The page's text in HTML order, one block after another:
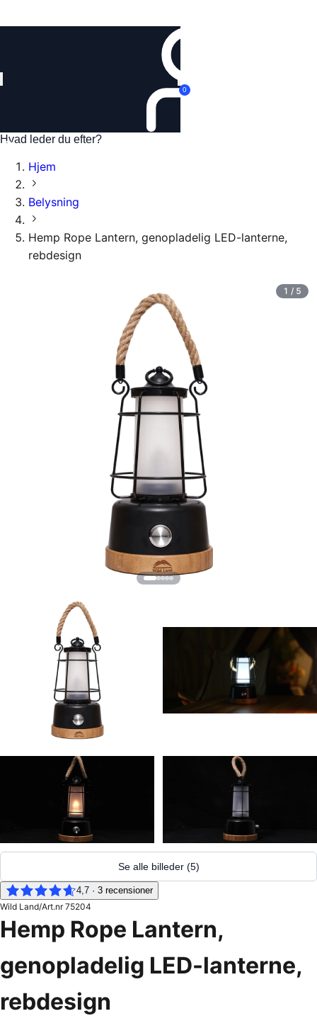
0
Hjem
Belysning
Hemp Rope Lantern, genopladelig LED-lanterne,
rebdesign
1 / 5
Se alle billeder(5)
4,7 · 3 recensioner
Wild Land/Art.nr 75204
Hemp Rope Lantern,
genopladelig LED-lanterne,
rebdesign